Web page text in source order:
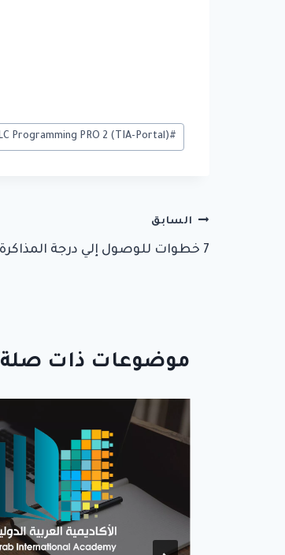
وسوم
المقال:
#
(siemens PLC Programming PRO 2 (TIA-Portal
تصفّح
المقالات
السابق
7 خطوات للوصول إلي درجة المذاكرة الفعالة
موضوعات ذات صلة